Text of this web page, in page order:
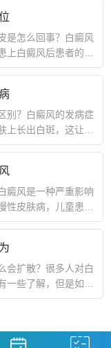
是怎么回事？白癜风
上白癜风后患者的生
别？白癜风的发病症
上长出白斑，这让很
癜风是一种严重影响
性皮肤病，儿童患白
会扩散？很多人对白
一些了解，但是如果